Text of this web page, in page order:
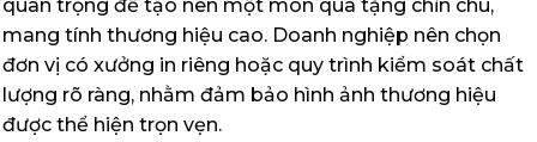
quan trọng để tạo nên một món quà tặng chỉn chu,
mang tính thương hiệu cao. Doanh nghiệp nên chọn
đơn vị có xưởng in riêng hoặc quy trình kiểm soát chất
lượng rõ ràng, nhằm đảm bảo hình ảnh thương hiệu
được thể hiện trọn vẹn.